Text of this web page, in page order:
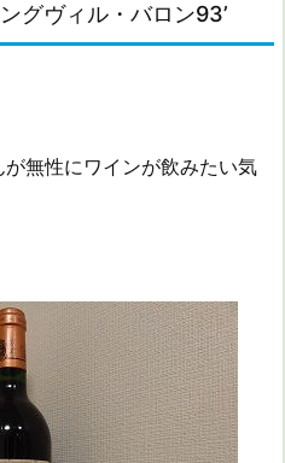
グヴィル・バロン93’
無性にワインが飲みたい気